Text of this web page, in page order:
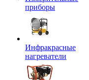
приборы
Инфракрасные
нагреватели